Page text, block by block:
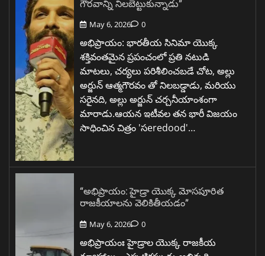
గౌరవాన్ని నిలబెట్టుకున్నాడు”
May 6, 2026 0
అభిప్రాయం: భారతీయ సినిమా యొక్క
శక్తివంతమైన ప్రపంచంలో ప్రతి నటుడి
మాటలు, చర్యలు పరిశీలించబడే చోట, అల్లు
అర్జున్ ఆత్మగౌరవం తో నిలబడ్డాడు, మరియు
సరైనది, అల్లు అర్జున్ చర్చనీయాంశంగా
మారాడు.ఆయన ఇటీవల తన భారీ విజయం
సాధించిన చిత్రం 'సeredood'…
“అభిప్రాయం: హైడ్రా యొక్క మోసపూరిత
రాజకీయాలను వెలికితీయడం”
May 6, 2026 0
అభిప్రాయంః హైడ్రాల యొక్క రాజకీయ